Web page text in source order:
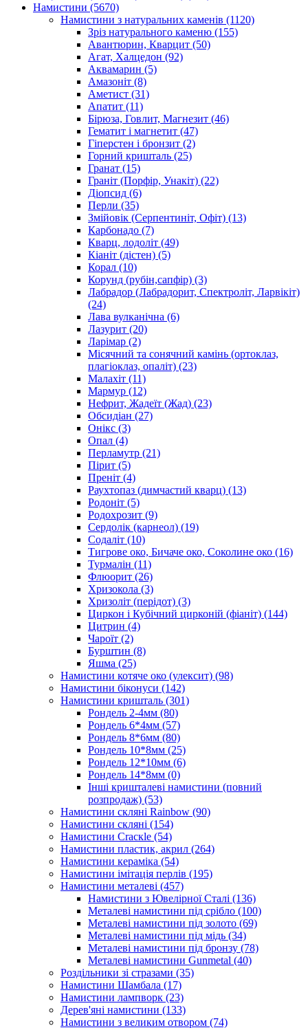
Намистини (5670)
Намистини з натуральних каменів (1120)
Зріз натурального каменю (155)
Авантюрин, Кварцит (50)
Агат, Халцедон (92)
Аквамарин (5)
Амазоніт (8)
Аметист (31)
Апатит (11)
Бірюза, Говлит, Магнезит (46)
Гематит і магнетит (47)
Гіперстен і бронзит (2)
Горний кришталь (25)
Гранат (15)
Граніт (Порфір, Унакіт) (22)
Діопсид (6)
Перли (35)
Змійовік (Серпентиніт, Офіт) (13)
Карбонадо (7)
Кварц, лодоліт (49)
Кіаніт (дістен) (5)
Корал (10)
Корунд (рубін,сапфір) (3)
Лабрадор (Лабрадорит, Спектроліт, Ларвікіт)
(24)
Лава вулканічна (6)
Лазурит (20)
Ларімар (2)
Місячний та сонячний камінь (ортоклаз,
плагіоклаз, опаліт) (23)
Малахіт (11)
Мармур (12)
Нефрит, Жадеїт (Жад) (23)
Обсидіан (27)
Онікс (3)
Опал (4)
Перламутр (21)
Пірит (5)
Преніт (4)
Раухтопаз (димчастий кварц) (13)
Родоніт (5)
Родохрозит (9)
Сердолік (карнеол) (19)
Содаліт (10)
Тигрове око, Бичаче око, Соколине око (16)
Турмалін (11)
Флюорит (26)
Хризокола (3)
Хризоліт (перідот) (3)
Циркон і Кубічний цирконій (фіаніт) (144)
Цитрин (4)
Чароїт (2)
Бурштин (8)
Яшма (25)
Намистини котяче око (улексит) (98)
Намистини біконуси (142)
Намистини кришталь (301)
Рондель 2-4мм (80)
Рондель 6*4мм (57)
Рондель 8*6мм (80)
Рондель 10*8мм (25)
Рондель 12*10мм (6)
Рондель 14*8мм (0)
Інші кришталеві намистини (повний
розпродаж) (53)
Намистини скляні Rainbow (90)
Намистини скляні (154)
Намистини Cracкle (54)
Намистини пластик, акрил (264)
Намистини кераміка (54)
Намистини імітація перлів (195)
Намистини металеві (457)
Намистини з Ювелірної Сталі (136)
Металеві намистини під срібло (100)
Металеві намистини під золото (69)
Металеві намистини під мідь (34)
Металеві намистини під бронзу (78)
Металеві намистини Gunmetal (40)
Роздільники зі стразами (35)
Намистини Шамбала (17)
Намистини лампворк (23)
Дерев'яні намистини (133)
Намистини з великим отвором (74)